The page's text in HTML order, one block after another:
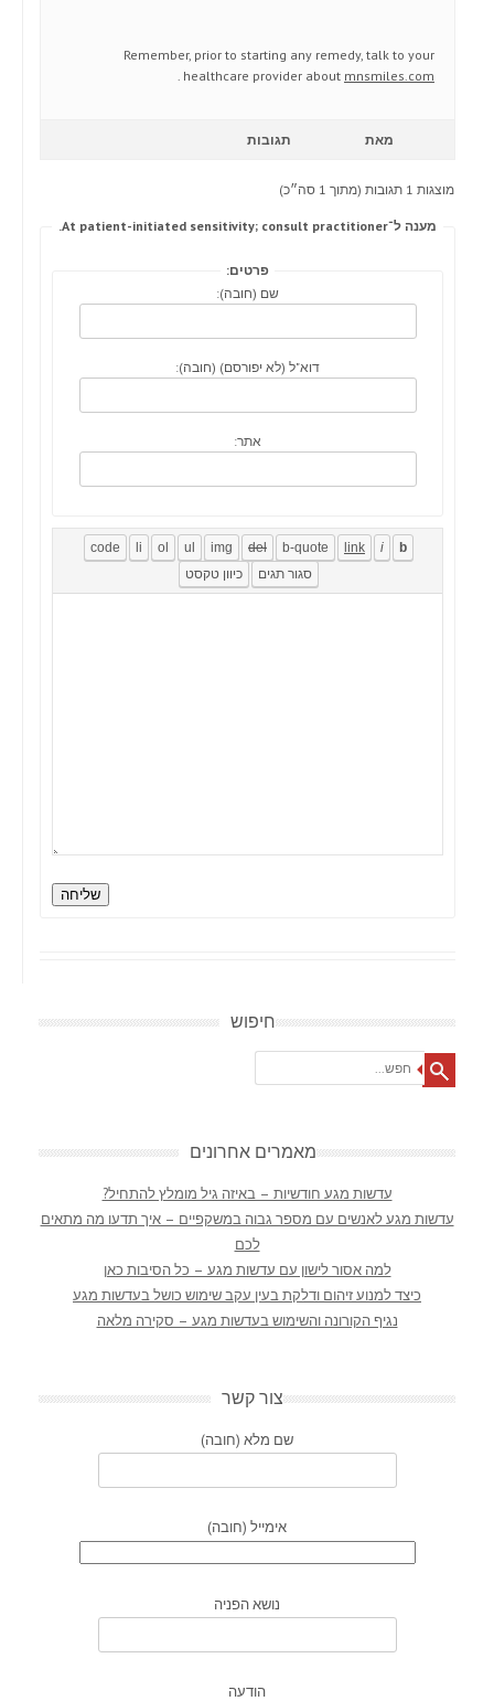
Remember, prior to starting any remedy, talk to your
healthcare provider about mnsmiles.com
.
מאת תגובות
מוצגות 1 תגובות (מתוך 1 סה״כ)
מענה ל־At patient-initiated sensitivity; consult practitioner.
פרטים:
שם (חובה):
דוא"ל (לא יפורסם) (חובה):
אתר:
שליחה
חיפוש
מאמרים אחרונים
עדשות מגע חודשיות – באיזה גיל מומלץ להתחיל?
עדשות מגע לאנשים עם מספר גבוה במשקפיים – איך תדעו מה מתאים
לכם
למה אסור לישון עם עדשות מגע – כל הסיבות כאן
כיצד למנוע זיהום ודלקת בעין עקב שימוש כושל בעדשות מגע
נגיף הקורונה והשימוש בעדשות מגע – סקירה מלאה
צור קשר
שם מלא (חובה)
אימייל (חובה)
נושא הפניה
הודעה